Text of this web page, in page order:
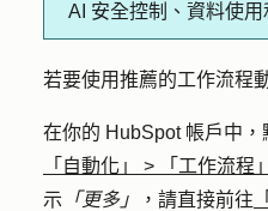
AI 安全控制、資料使
若要使用推薦的工作流程
在你的 HubSpot 帳戶中，
「自動化」
> 「工作流程」
示 「更多」 ，請直接前往